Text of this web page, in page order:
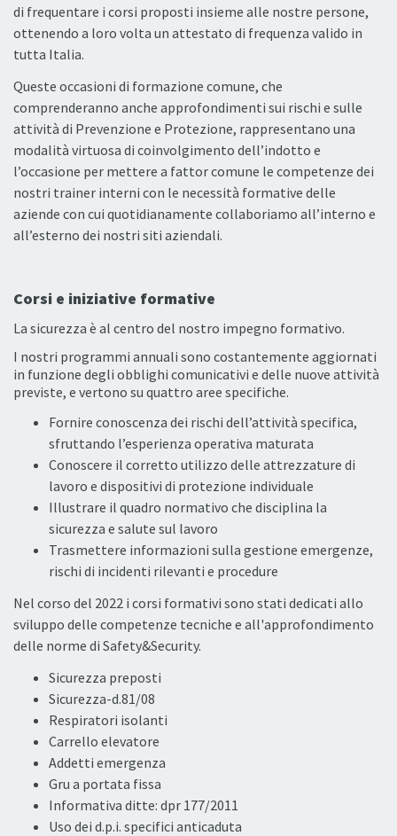
di frequentare i corsi proposti insieme alle nostre persone,
ottenendo a loro volta un attestato di frequenza valido in
tutta Italia.
Queste occasioni di formazione comune, che
comprenderanno anche approfondimenti sui rischi e sulle
attività di Prevenzione e Protezione, rappresentano una
modalità virtuosa di coinvolgimento dell’indotto e
l’occasione per mettere a fattor comune le competenze dei
nostri trainer interni con le necessità formative delle
aziende con cui quotidianamente collaboriamo all’interno e
all’esterno dei nostri siti aziendali.
Corsi e iniziative formative
La sicurezza è al centro del nostro impegno formativo.
I nostri programmi annuali sono costantemente aggiornati
in funzione degli obblighi comunicativi e delle nuove attività
previste, e vertono su quattro aree specifiche.
Fornire conoscenza dei rischi dell’attività specifica,
sfruttando l’esperienza operativa maturata
Conoscere il corretto utilizzo delle attrezzature di
lavoro e dispositivi di protezione individuale
Illustrare il quadro normativo che disciplina la
sicurezza e salute sul lavoro
Trasmettere informazioni sulla gestione emergenze,
rischi di incidenti rilevanti e procedure
Nel corso del 2022 i corsi formativi sono stati dedicati allo
sviluppo delle competenze tecniche e all'approfondimento
delle norme di Safety&Security.
Sicurezza preposti
Sicurezza-d.81/08
Respiratori isolanti
Carrello elevatore
Addetti emergenza
Gru a portata fissa
Informativa ditte: dpr 177/2011
Uso dei d.p.i. specifici anticaduta